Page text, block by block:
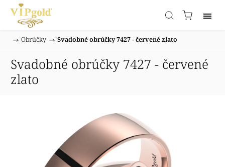
/ Obrúčky / Svadobné obrúčky 7427 - červené zlato
Svadobné obrúčky 7427 - červené
zlato